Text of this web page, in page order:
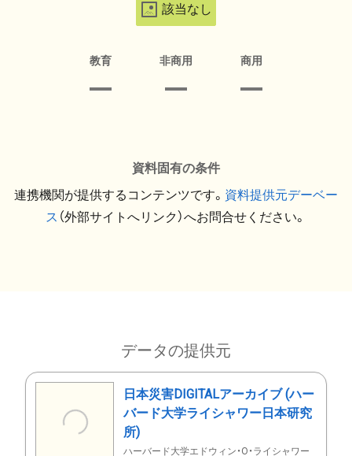
該当なし
教育 非商用 商用
資料固有の条件
連携機関が提供するコンテンツです。 資料提供元デーベー
ス （外部サイトへリンク）へお問合せください。
データの提供元
日本災害DIGITALアーカイブ (ハー
バード大学ライシャワー日本研究
所)
ハーバード大学エドウィン・O・ライシャワー